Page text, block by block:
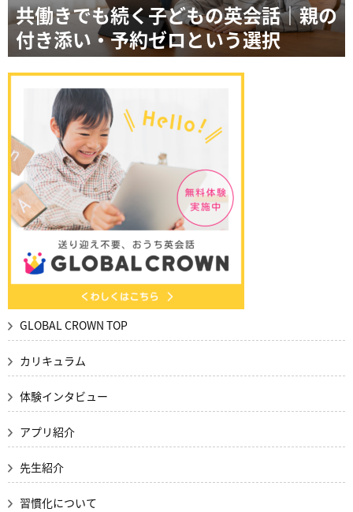
共働きでも続く子どもの英会話｜親の
付き添い・予約ゼロという選択
GLOBAL CROWN TOP
カリキュラム
体験インタビュー
アプリ紹介
先生紹介
習慣化について